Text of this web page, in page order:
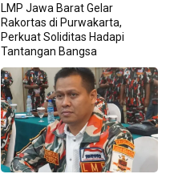
LMP Jawa Barat Gelar
Rakortas di Purwakarta,
Perkuat Soliditas Hadapi
Tantangan Bangsa